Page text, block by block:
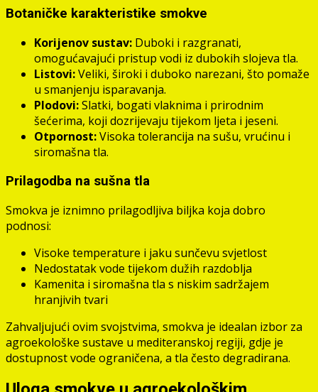
Botaničke karakteristike smokve
Korijenov sustav: Duboki i razgranati,
omogućavajući pristup vodi iz dubokih slojeva tla.
Listovi:Veliki, široki i duboko narezani, što pomaže
u smanjenju isparavanja.
Plodovi:Slatki, bogati vlaknima i prirodnim
šećerima, koji dozrijevaju tijekom ljeta i jeseni.
Otpornost:Visoka tolerancija na sušu, vrućinu i
siromašna tla.
Prilagodba na sušna tla
Smokva je iznimno prilagodljiva biljka koja dobro
podnosi:
Visoke temperature i jaku sunčevu svjetlost
Nedostatak vode tijekom dužih razdoblja
Kamenita i siromašna tla s niskim sadržajem
hranjivih tvari
Zahvaljujući ovim svojstvima, smokva je idealan izbor za
agroekološke sustave u mediteranskoj regiji, gdje je
dostupnost vode ograničena, a tla često degradirana.